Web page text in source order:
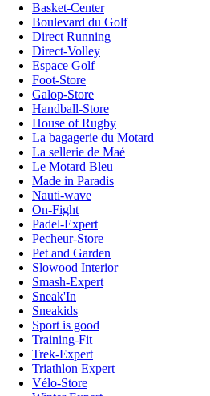
Basket-Center
Boulevard du Golf
Direct Running
Direct-Volley
Espace Golf
Foot-Store
Galop-Store
Handball-Store
House of Rugby
La bagagerie du Motard
La sellerie de Maé
Le Motard Bleu
Made in Paradis
Nauti-wave
On-Fight
Padel-Expert
Pecheur-Store
Pet and Garden
Slowood Interior
Smash-Expert
Sneak'In
Sneakids
Sport is good
Training-Fit
Trek-Expert
Triathlon Expert
Vélo-Store